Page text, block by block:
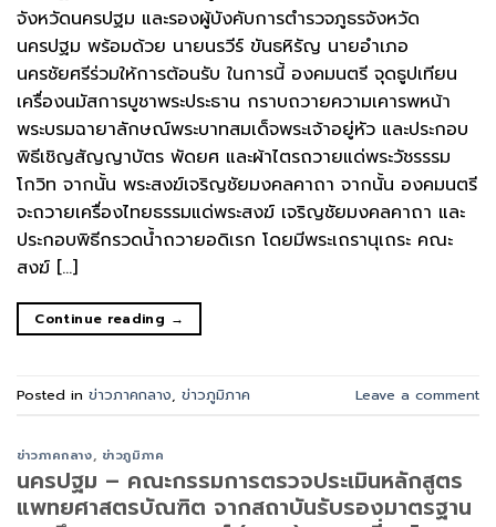
จังหวัดนครปฐม และรองผู้บังคับการตำรวจภูธรจังหวัด
นครปฐม พร้อมด้วย นายนรวีร์ ขันธหิรัญ นายอำเภอ
นครชัยศรีร่วมให้การต้อนรับ ในการนี้ องคมนตรี จุดธูปเทียน
เครื่องนมัสการบูชาพระประธาน กราบถวายความเคารพหน้า
พระบรมฉายาลักษณ์พระบาทสมเด็จพระเจ้าอยู่หัว และประกอบ
พิธีเชิญสัญญาบัตร พัดยศ และผ้าไตรถวายแด่พระวัชรรรม
โกวิท จากนั้น พระสงฆ์เจริญชัยมงคลคาถา จากนั้น องคมนตรี
จะถวายเครื่องไทยธรรมแด่พระสงฆ์ เจริญชัยมงคลคาถา และ
ประกอบพิธีกรวดน้ำถวายอดิเรก โดยมีพระเถรานุเถระ คณะ
สงฆ์ […]
Continue reading →
Posted in ข่าวภาคกลาง, ข่าวภูมิภาค Leave a comment
ข่าวภาคกลาง, ข่าวภูมิภาค
นครปฐม – คณะกรรมการตรวจประเมินหลักสูตร
แพทยศาสตรบัณฑิต จากสถาบันรับรองมาตรฐาน